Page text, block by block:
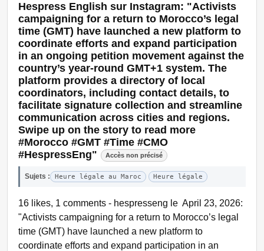
Hespress English sur Instagram: "Activists
campaigning for a return to Morocco’s legal
time (GMT) have launched a new platform to
coordinate efforts and expand participation
in an ongoing petition movement against the
country’s year-round GMT+1 system. The
platform provides a directory of local
coordinators, including contact details, to
facilitate signature collection and streamline
communication across cities and regions.
Swipe up on the story to read more
#Morocco #GMT #Time #CMO
#HespressEng"
Accès non précisé
Sujets : Heure légale au Maroc Heure légale
16 likes, 1 comments - hespresseng le April 23, 2026:
"Activists campaigning for a return to Morocco’s legal
time (GMT) have launched a new platform to
coordinate efforts and expand participation in an